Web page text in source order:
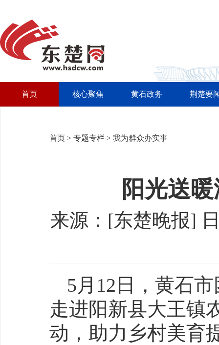
首页 核心聚焦 黄石政务 荆楚要
首页 > 专题专栏 > 我为群众办实事
阳光送
来源：[东楚晚报]
5月12日，黄石
走进阳新县大王镇
动，助力乡村美育